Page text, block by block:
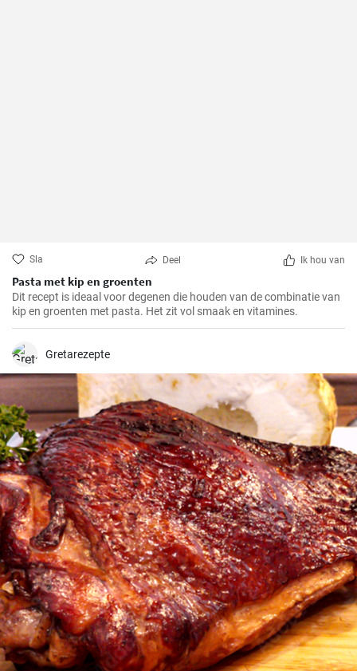
Sla Deel Ik hou van
Pasta met kip en groenten
Dit recept is ideaal voor degenen die houden van de combinatie van
kip en groenten met pasta. Het zit vol smaak en vitamines.
Gretarezepte